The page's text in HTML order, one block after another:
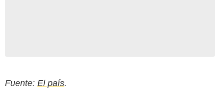
Fuente: El país.